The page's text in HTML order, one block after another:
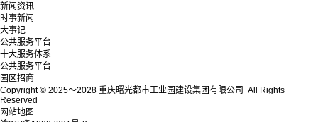
新闻资讯
时事新闻
大事记
公共服务平台
十大服务体系
公共服务平台
园区招商
Copyright © 2025～2028 重庆曙光都市工业园建设集团有限公司 All Rights
Reserved
网站地图